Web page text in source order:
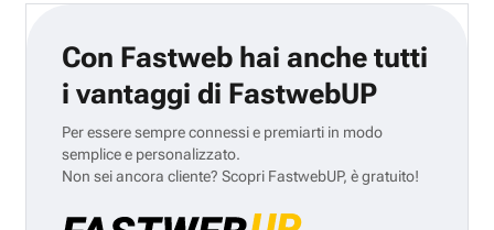
Con Fastweb hai anche tutti
i vantaggi di FastwebUP
Per essere sempre connessi e premiarti in modo
semplice e personalizzato.
Non sei ancora cliente? Scopri FastwebUP, è gratuito!